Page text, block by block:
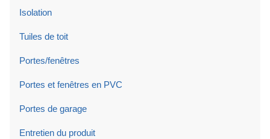
Isolation
Tuiles de toit
Portes/fenêtres
Portes et fenêtres en PVC
Portes de garage
Entretien du produit